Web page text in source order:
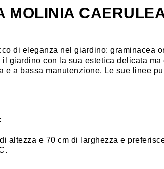
MOLINIA
di eleganza nel giardino:
giardino con la sua estetica delicata
a bassa manutenzione. Le sue linee
altezza e 70 cm di larghezza e